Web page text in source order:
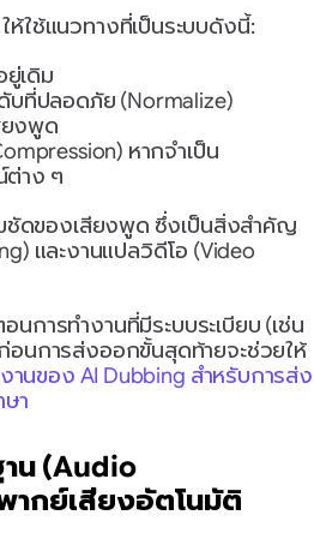
ห้ใช้แนวทางที่เป็นระบบดังนี้:
ยู่เดิม
บที่ปลอดภัย (Normalize)
ยงพูด
หากจำเป็น
าง ๆ
ชัดของเสียงพูด ซึ่งเป็นสิ่งสำคัญ
และงานแปลวิดีโอ (Video
การทำงานที่มีระบบระเบียบ (เช่น
อนการส่งออกขั้นสุดท้ายจะช่วยให้
านของ AI Dubbing สำหรับการส่ง
า
าน (Audio
กย์เสียงอัตโนมัติ